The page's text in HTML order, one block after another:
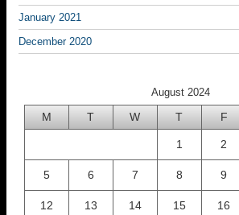
January 2021
December 2020
August 2024
M T W T F
1 2
5 6 7 8 9
12 13 14 15 16